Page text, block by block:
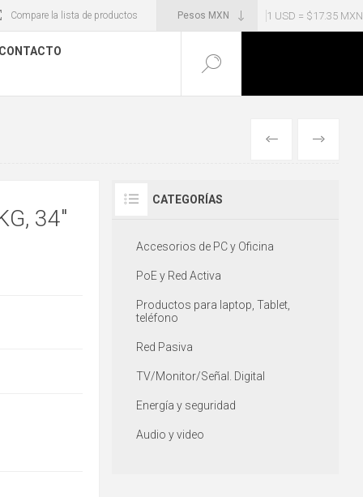
1 USD = $17.35 MXN
Compare la lista de productos
ANTERIOR
34"
CATEGORÍAS
Accesorios de PC y Oficina
PoE y Red Activa
Productos para laptop, Tablet,
teléfono
Red Pasiva
TV/Monitor/Señal. Digital
Energía y seguridad
Audio y video